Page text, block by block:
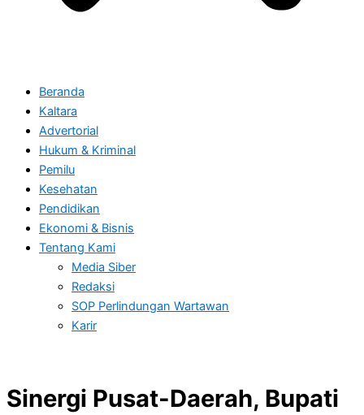
Beranda
Kaltara
Advertorial
Hukum & Kriminal
Pemilu
Kesehatan
Pendidikan
Ekonomi & Bisnis
Tentang Kami
Media Siber
Redaksi
SOP Perlindungan Wartawan
Karir
Sinergi Pusat-Daerah, Bupati